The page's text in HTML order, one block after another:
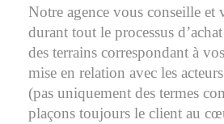
Notre agence vous conseille et
durant tout le processus
des terrains correspondant à
mise en relation avec les
(pas uniquement des termes
plaçons toujours le client au